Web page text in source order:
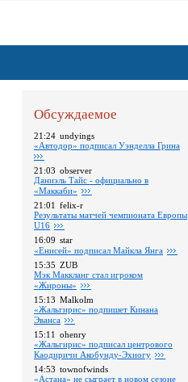
Обсуждаемое
21:24 undyings
«Автодор» подписал Уэнделла Грина
21:03 observer
Даниэль Тайс - официально в
«Маккаби»
21:01 felix-r
Pезультаты матчей чемпионата Европы
U16
16:09 star
«Енисей» подписал Майкла Янга
15:35 ZUB
Мэк Маккланг стал игроком
«Жироны»
15:13 Malkolm
«Жальгирис» подпишет Кинана
Эванса
15:11 ohenry
«Жальгирис» подписал центрового
Каодиричи Акобунду-Эхиогу
14:53 townofwinds
«Астана» не сыграет в новом сезоне